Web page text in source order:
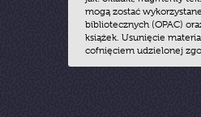
mogą zostać
bibliotecznych (OPAC)
książek. Usunięcie
cofnięciem udzielonej